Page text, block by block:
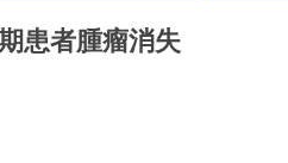
患者腫瘤消失